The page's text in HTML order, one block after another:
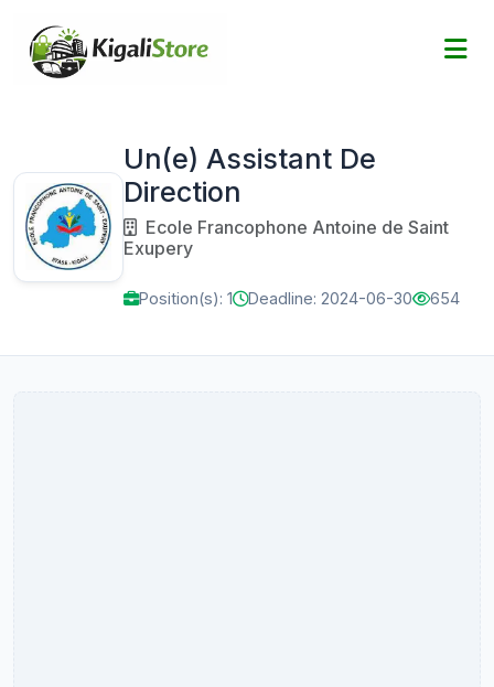
Un(e) Assistant De
Direction
Ecole Francophone Antoine de Saint
Exupery
Position(s): 1 Deadline: 2024-06-30 654